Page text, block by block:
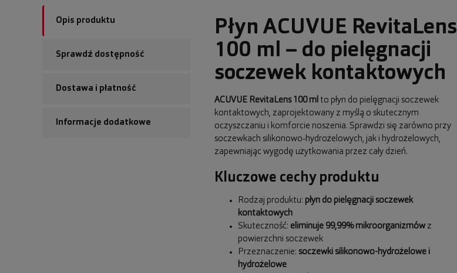
Opis produktu
Sprawdź dostępność
Dostawa i płatność
Informacje dodatkowe
Płyn ACUVUE RevitaLens
100 ml – do pielęgnacji
soczewek kontaktowych
ACUVUE RevitaLens 100 ml to płyn do pielęgnacji soczewek
kontaktowych, zaprojektowany z myślą o skutecznym
oczyszczaniu i komforcie noszenia. Sprawdzi się zarówno przy
soczewkach silikonowo‑hydrożelowych, jak i hydrożelowych,
zapewniając wygodę użytkowania przez cały dzień.
Kluczowe cechy produktu
Rodzaj produktu: płyn do pielęgnacji soczewek
kontaktowych
Skuteczność: eliminuje 99,99% mikroorganizmów z
powierzchni soczewek
Przeznaczenie: soczewki silikonowo-hydrożelowe i
hydrożelowe